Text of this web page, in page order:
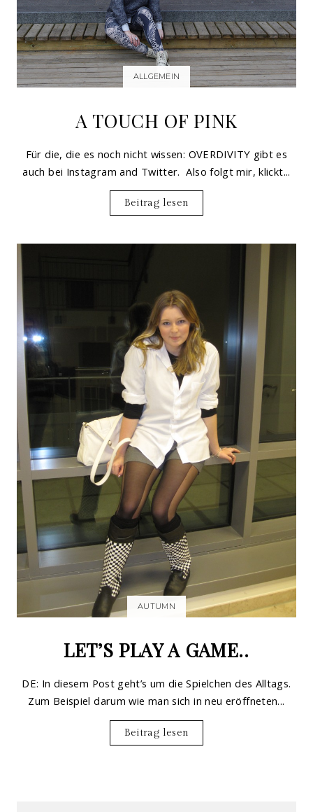
ALLGEMEIN
A TOUCH OF PINK
Für die, die es noch nicht wissen: OVERDIVITY gibt es
auch bei Instagram and Twitter. Also folgt mir, klickt...
Beitrag lesen
AUTUMN
LET’S PLAY A GAME..
DE: In diesem Post geht’s um die Spielchen des Alltags.
Zum Beispiel darum wie man sich in neu eröffneten...
Beitrag lesen